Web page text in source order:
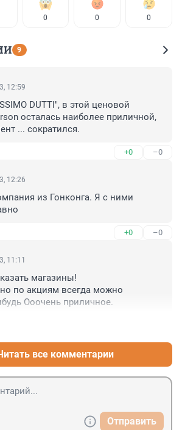
0 0 0
9
12:59
DUTTI", в этой ценовой
осталась наиболее приличной,
... сократился.
+0 –0
12:26
из Гонконга. Я с ними
+0 –0
11:11
магазины!
но по акциям всегда можно
Ооочень приличное.
все комментарии
Отправить